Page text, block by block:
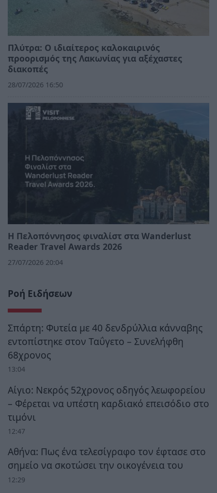
Πλύτρα: Ο ιδιαίτερος καλοκαιρινός
προορισμός της Λακωνίας για αξέχαστες
διακοπές
28/07/2026 16:50
Η Πελοπόννησος φιναλίστ στα Wanderlust
Reader Travel Awards 2026
27/07/2026 20:04
Ροή Ειδήσεων
Σπάρτη: Φυτεία με 40 δενδρύλλια κάνναβης
εντοπίστηκε στον Ταΰγετο – Συνελήφθη
68χρονος
13:04
Αίγιο: Νεκρός 52χρονος οδηγός λεωφορείου
– Φέρεται να υπέστη καρδιακό επεισόδιο στο
τιμόνι
12:47
Αθήνα: Πως ένα τελεσίγραφο τον έφτασε στο
σημείο να σκοτώσει την οικογένεια του
12:29